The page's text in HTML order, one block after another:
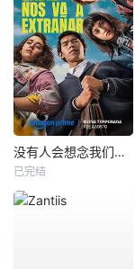
没有人会想念我们第二季
已完结